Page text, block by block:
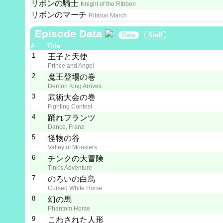
リボンの騎士 Knight of the RIbbon
リボンのマーチ Ribbon March
Episode Data Data
Staff
#
Title
1
王子と天使
Prince and Angel
2 魔王登場の巻
Demon King Arrives
3 武術大会の巻
Fighting Contest
4 踊れフランツ
Dance, Franz
5 怪物の谷
Valley of Monsters
6 チンクの大冒険
Tink's Adventure
7 のろいの白鳥
Cursed White Horse
8 幻の馬
Phantom Horse
9 こわされた人形